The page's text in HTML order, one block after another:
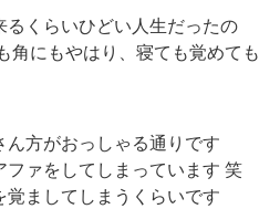
くらいひどい人生だったの
角にもやはり、寝ても覚めても
ん方がおっしゃる通りです
ァをしてしまっています 笑
覚ましてしまうくらいです